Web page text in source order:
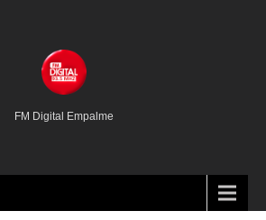
FM Digital Empalme